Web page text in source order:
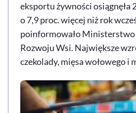
Sprawdź, jak i dlaczego zwiększamy
Deklaracja dostępności, otwiera się w
eksportu żywności osiągnęła
o 7,9 proc. więcej niż rok
poinformowało
Rozwoju Wsi. Największe
czekolady, mięsa wołowego i